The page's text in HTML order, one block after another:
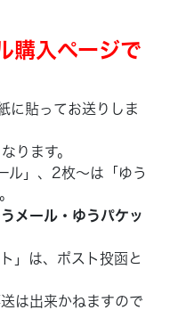
購入ページで
に貼ってお送りしま
なります。
ル」、2枚～は「ゆう
うメール・ゆうパケッ
」は、ポスト投函と
は出来かねますので